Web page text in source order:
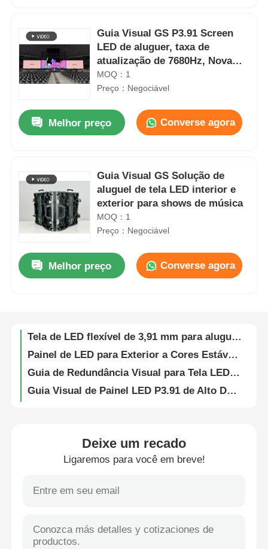
Para casa
Vídeos
Sobre nós
Visita à Fábrica
Contacte-nos
Casos
Guia Visual GS P3.91 Screen
LED de aluguer, taxa de
atualização de 7680Hz, Nova
Control, uso em concerto
MOQ：1
Preço：Negociável
Melhor preço Converse agora
Guia Visual GS Solução de
aluguel de tela LED interior e
exterior para shows de música
MOQ：1
Preço：Negociável
Melhor preço Converse agora
Painel de exibição digital LED colorido de backup de alta brilho P2.9 7680Hz
Deixe um recado
Ligaremos para você em breve!